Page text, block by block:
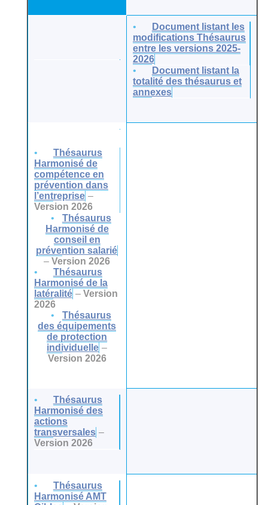
Document listant les
modifications Thésaurus
entre les versions 2025-
2026
Document listant la
totalité des thésaurus et
annexes
Thésaurus
Harmonisé de
compétence en
prévention dans
l’entreprise –
Version 2026
Thésaurus
Harmonisé de
conseil en
prévention salarié
–Version 2026
Thésaurus
Harmonisé de la
latéralité – Version
2026
Thésaurus
des équipements
de protection
individuelle –
Version 2026
Thésaurus
Harmonisé des
actions
transversales –
Version 2026
Thésaurus
Harmonisé AMT